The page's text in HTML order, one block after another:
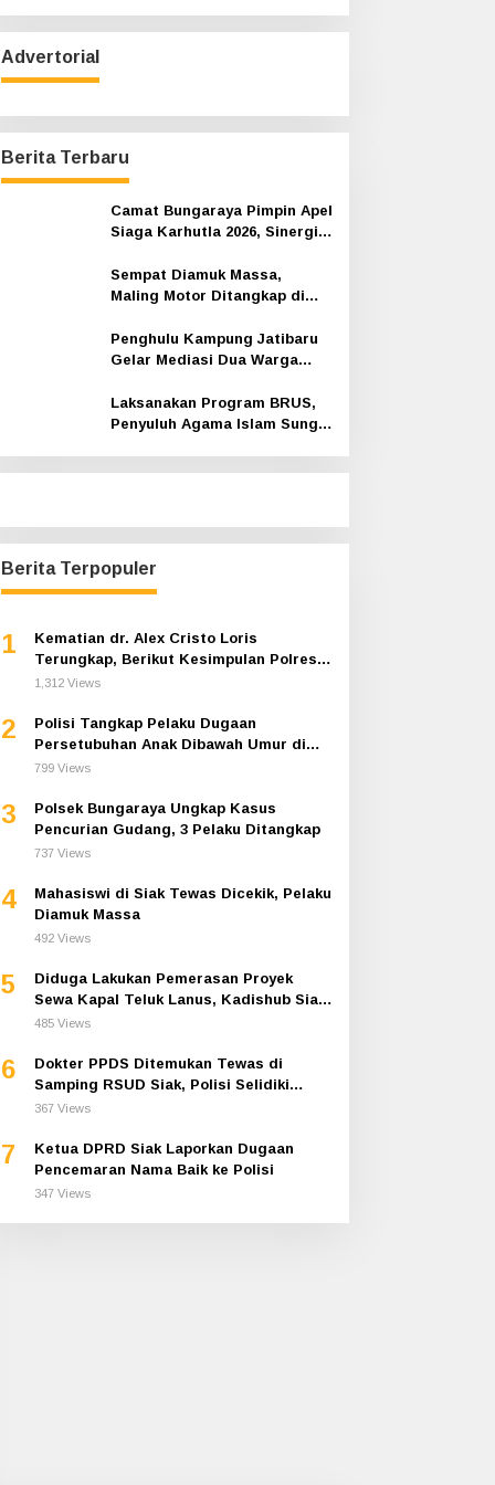
i
u
n
u
k
:
Advertorial
Berita Terbaru
Camat Bungaraya Pimpin Apel
Siaga Karhutla 2026, Sinergi
Masyarakat Dikuatkan
Sempat Diamuk Massa,
Maling Motor Ditangkap di
Penghulu Kampung Jatibaru
Gelar Mediasi Dua Warga
Hadir
Laksanakan Program BRUS,
Penyuluh Agama Islam Sungai
Berita Terpopuler
1
Kematian dr. Alex Cristo Loris
Terungkap, Berikut Kesimpulan Polres
Siak
1,312 Views
2
Polisi Tangkap Pelaku Dugaan
Persetubuhan Anak Dibawah Umur di
Bundaran Jembatan Siak
799 Views
3
Polsek Bungaraya Ungkap Kasus
Pencurian Gudang, 3 Pelaku Ditangkap
737 Views
4
Mahasiswi di Siak Tewas Dicekik, Pelaku
Diamuk Massa
492 Views
5
Diduga Lakukan Pemerasan Proyek
Sewa Kapal Teluk Lanus, Kadishub Siak
Ditahan Polisi
485 Views
6
Dokter PPDS Ditemukan Tewas di
Samping RSUD Siak, Polisi Selidiki
Penyebab Kematian
367 Views
7
Ketua DPRD Siak Laporkan Dugaan
Pencemaran Nama Baik ke Polisi
347 Views